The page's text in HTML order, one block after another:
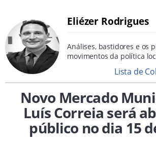
Eliézer Rodrigues
Análises, bastidores e os
movimentos da política
Lista de
Novo Mercado
Luís Correia será
público no dia 15